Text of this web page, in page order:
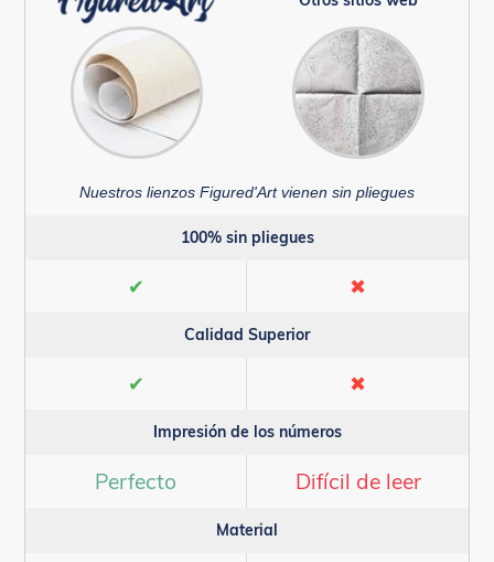
Nuestros lienzos Figured'Art vienen sin pliegues
100% sin pliegues
✔ ✖
Calidad Superior
✔ ✖
Impresión de los números
Perfecto Difícil de leer
Material